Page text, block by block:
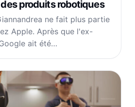
produits robotiques
ne fait plus partie
Apple. Après que l'ex-
ait été…